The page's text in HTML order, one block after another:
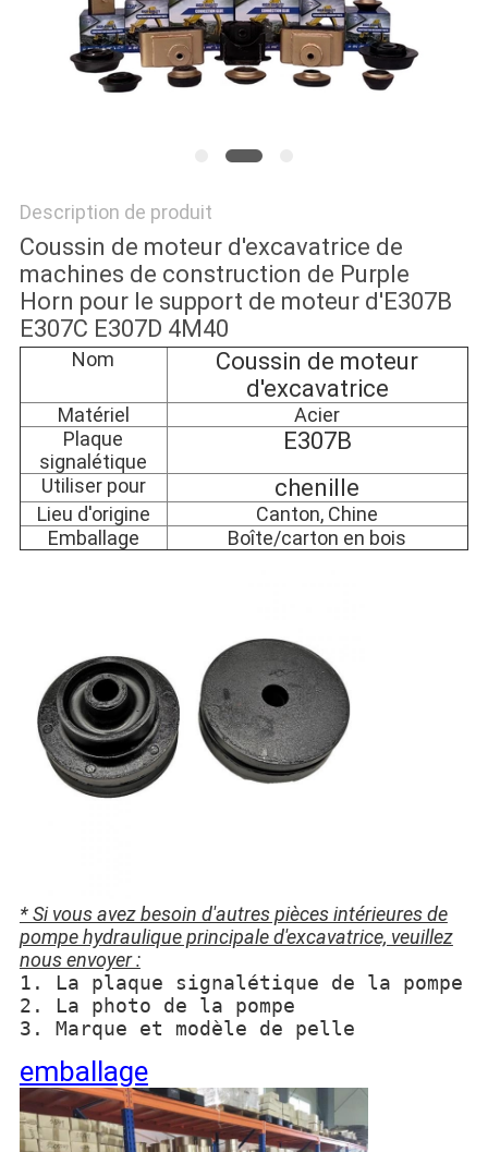
Description de produit
Coussin de moteur d'excavatrice de
machines de construction de Purple
Horn pour le support de moteur d'E307B
E307C E307D 4M40
Nom
Coussin de moteur
d'excavatrice
Matériel
Acier
Plaque
signalétique
E307B
Utiliser pour chenille
Lieu d'origine
Canton, Chine
Emballage
Boîte/carton en bois
* Si vous avez besoin d'autres pièces intérieures de
pompe hydraulique principale d'excavatrice, veuillez
nous envoyer :
1. La plaque signalétique de la pompe
2. La photo de la pompe
3. Marque et modèle de pelle
emballage